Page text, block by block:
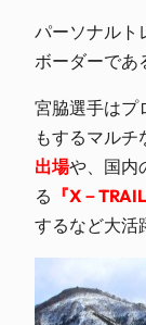
パーソナルト
ボーダーであ
宮脇選手はプ
もするマルチ
出場や、国内
る 『X－
するなど大活